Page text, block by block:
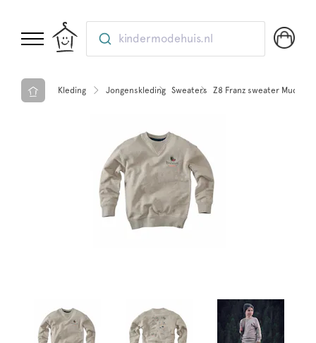
kindermodehuis.nl
Kleding Jongenskleding Sweaters Z8 Franz sweater Mud